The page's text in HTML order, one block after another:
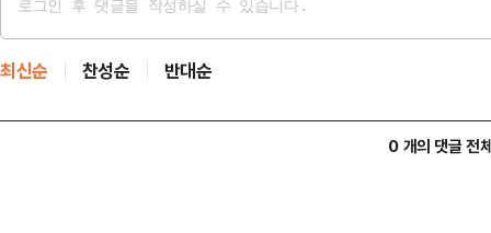
최신순 찬성순 반대순
0 개의 댓글 전